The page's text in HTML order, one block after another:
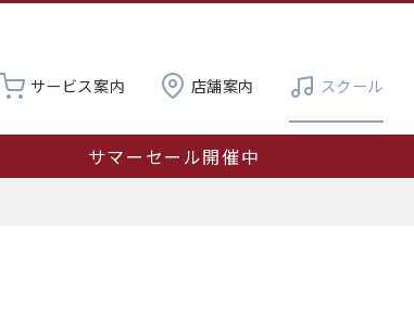
サービス案内 店舗案内 スクール
サマーセール開催中